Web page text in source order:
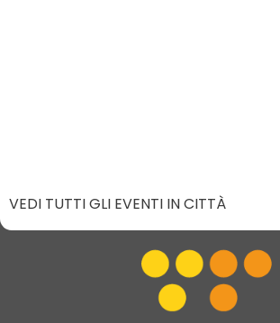
VEDI TUTTI GLI EVENTI IN CITTÀ